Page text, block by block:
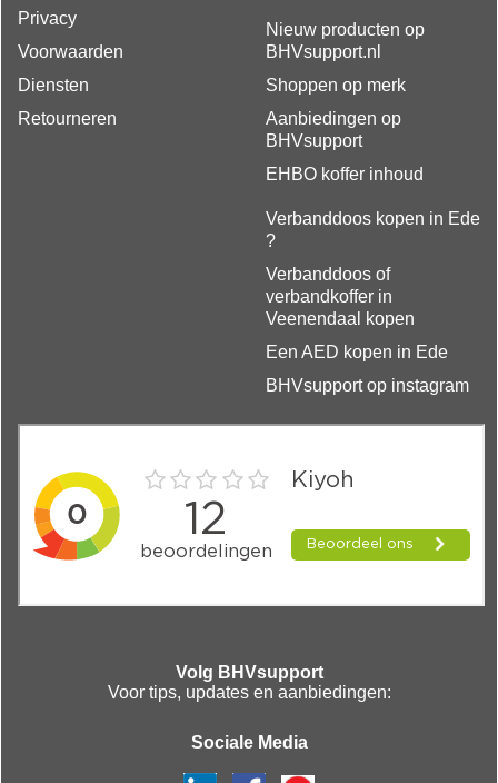
Privacy
Voorwaarden
Diensten
Retourneren
Nieuw producten op
BHVsupport.nl
Shoppen op merk
Aanbiedingen op
BHVsupport
EHBO koffer inhoud
Verbanddoos kopen in Ede
?
Verbanddoos of
verbandkoffer in
Veenendaal kopen
Een AED kopen in Ede
BHVsupport op instagram
Volg BHVsupport
Voor tips, updates en aanbiedingen:
Sociale Media